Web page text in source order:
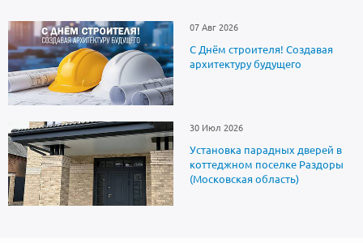
07 Авг 2026
С Днём строителя! Создавая
архитектуру будущего
30 Июл 2026
Установка парадных дверей в
коттеджном поселке Раздоры
(Московская область)